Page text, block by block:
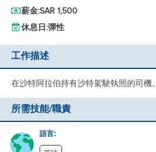
薪金:SAR 1,500
休息日:彈性
工作描述
在沙特阿拉伯持有沙特駕駛執照的司機。
所需技能/職責
語言: